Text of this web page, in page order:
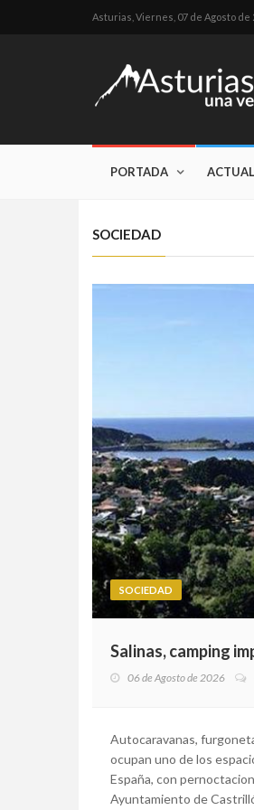
Asturias, Viernes, 07 de Agosto de
PORTADA
SOCIEDAD
SOCIEDAD
Salinas, camping
06 de Agosto de 2026
Autocaravanas,
ocupan uno de los
España, con
Ayuntamiento de